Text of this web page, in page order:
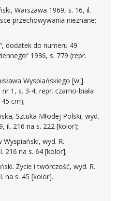
Warszawa 1969, s. 16, il.
przechowywania nieznane;
dodatek do numeru 49
1936, s. 779 (repr.
Wyspiańskiego [w:]
1, s. 3-4, repr. czarno-biała
cm);
Sztuka Młodej Polski, wyd.
il. 216 na s. 222 [kolor];
Wyspiański, wyd. R.
216 na s. 64 [kolor];
Życie i twórczość, wyd. R.
na s. 45 [kolor].